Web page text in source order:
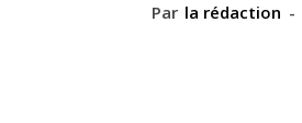
Par la rédaction -